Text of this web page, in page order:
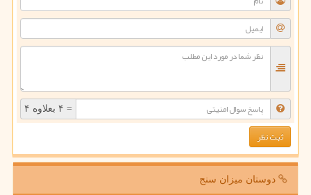
= ۴ بعلاوه ۴
دوستان میزان سنج